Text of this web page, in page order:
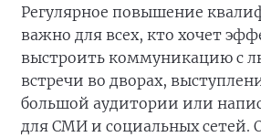
Регулярное повышение
важно для всех, кто хочет
выстроить коммуникацию с
встречи во дворах,
большой аудитории или
для СМИ и социальных сетей.